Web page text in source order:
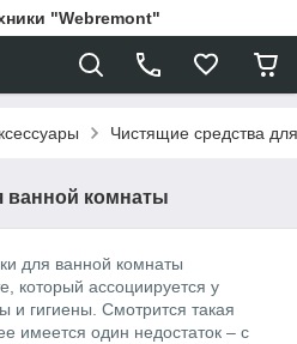
"Webremont"
Чистящие средства
ванной комнаты
для ванной комнаты
который ассоциируется у
и гигиены. Смотрится такая
имеется один недостаток – с